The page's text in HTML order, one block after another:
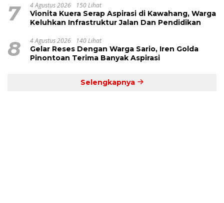
7 4 Agustus 2026 150 Lihat
Vionita Kuera Serap Aspirasi di Kawahang, Warga
Keluhkan Infrastruktur Jalan Dan Pendidikan
8 4 Agustus 2026 140 Lihat
Gelar Reses Dengan Warga Sario, Iren Golda
Pinontoan Terima Banyak Aspirasi
Selengkapnya